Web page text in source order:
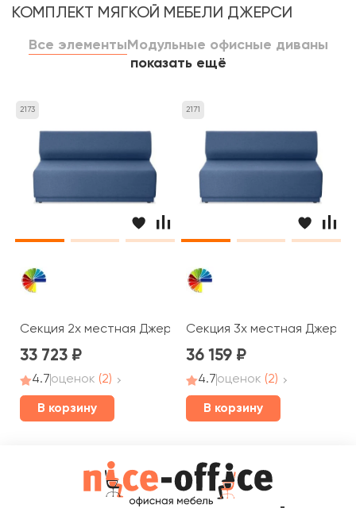
КОМПЛЕКТ МЯГКОЙ МЕБЕЛИ ДЖЕРСИ
Все элементы Модульные офисные диваны
показать ещё
2173
Секция 2х местная Джерси
33 723
4.7оценок (2)
В корзину
2171
Секция 3х местная Джерси
36 159
4.7оценок (2)
В корзину